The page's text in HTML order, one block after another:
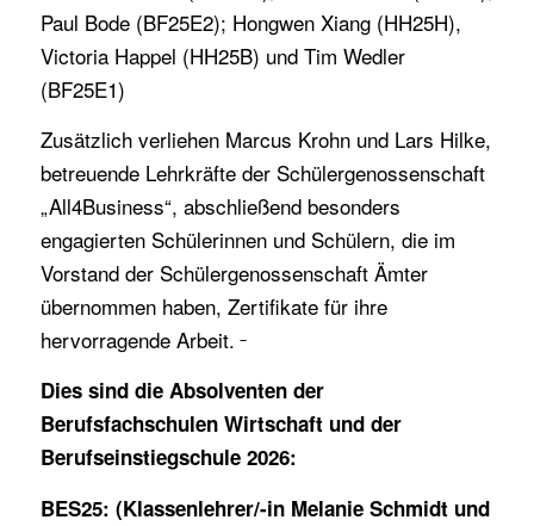
Paul Bode (BF25E2); Hongwen Xiang (HH25H),
Victoria Happel (HH25B) und Tim Wedler
(BF25E1)
Zusätzlich verliehen Marcus Krohn und Lars Hilke,
betreuende Lehrkräfte der Schülergenossenschaft
„All4Business“, abschließend besonders
engagierten Schülerinnen und Schülern, die im
Vorstand der Schülergenossenschaft Ämter
übernommen haben, Zertifikate für ihre
hervorragende Arbeit.
Dies sind die Absolventen der
Berufsfachschulen Wirtschaft und der
Berufseinstiegschule 2026:
BES25: (Klassenlehrer/-in Melanie Schmidt und